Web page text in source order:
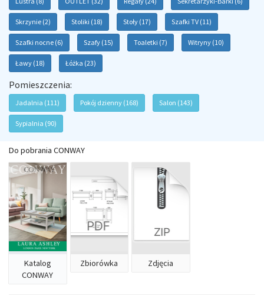
Skrzynie (2) Stoliki (18) Stoły (17) Szafki TV (11)
Szafki nocne (6) Szafy (15) Toaletki (7) Witryny (10)
Ławy (18) Łóżka (23)
Pomieszczenia:
Jadalnia (111) Pokój dzienny (168) Salon (143)
Sypialnia (90)
Do pobrania CONWAY
Katalog
CONWAY
Zbiorówka Zdjęcia